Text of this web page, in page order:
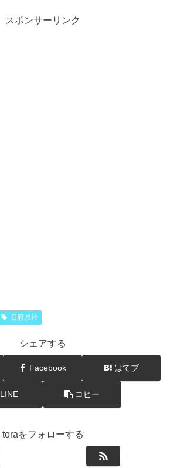
スポンサーリンク
旧府県社
シェアする
Facebook はてブ
LINE コピー
toraをフォローする